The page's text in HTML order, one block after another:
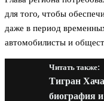
для того, чтобы
даже в период
автомобилисты и
Читать также:
Тигран
биография и